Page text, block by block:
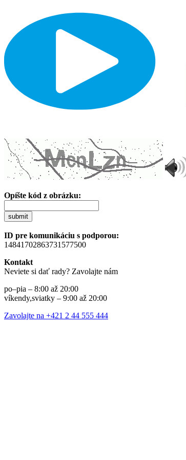
Opíšte kód z obrázku:
submit
ID pre komunikáciu s podporou:
14841702863731577500
Kontakt
Neviete si dať rady? Zavolajte nám
po–pia – 8:00 až 20:00
víkendy,sviatky – 9:00 až 20:00
Zavolajte na +421 2 44 555 444